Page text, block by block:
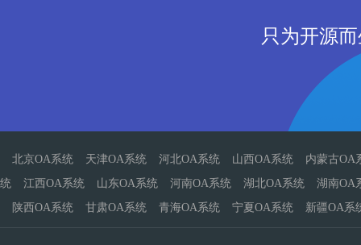
只为开源
北京OA系统 天津OA系统 河北OA系统 山西OA系统
内蒙古OA
统
江西OA系统 山东OA系统 河南OA系统 湖北OA系统
湖南OA
陕西OA系统
甘肃OA系统 青海OA系统 宁夏OA系统 新疆OA系